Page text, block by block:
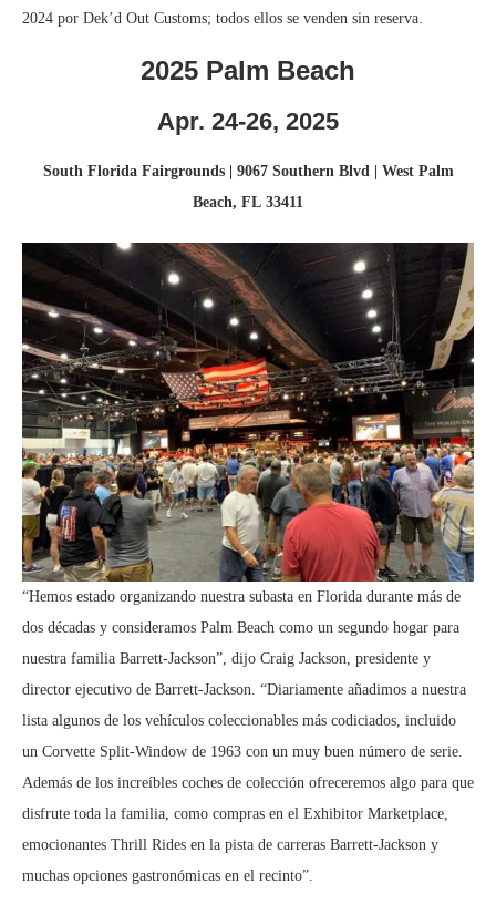
2024 por Dek’d Out Customs; todos ellos se venden sin reserva.
2025 Palm Beach
Apr. 24-26, 2025
South Florida Fairgrounds | 9067 Southern Blvd | West Palm
Beach, FL 33411
“Hemos estado organizando nuestra subasta en Florida durante más de
dos décadas y consideramos Palm Beach como un segundo hogar para
nuestra familia Barrett-Jackson”, dijo Craig Jackson, presidente y
director ejecutivo de Barrett-Jackson. “Diariamente añadimos a nuestra
lista algunos de los vehículos coleccionables más codiciados, incluido
un Corvette Split-Window de 1963 con un muy buen número de serie.
Además de los increíbles coches de colección ofreceremos algo para que
disfrute toda la familia, como compras en el Exhibitor Marketplace,
emocionantes Thrill Rides en la pista de carreras Barrett-Jackson y
muchas opciones gastronómicas en el recinto”.